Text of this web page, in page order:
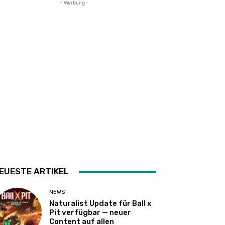
- Werbung -
ARTIKEL
NEWS
Naturalist Update für Ball x
Pit verfügbar — neuer
Content auf allen